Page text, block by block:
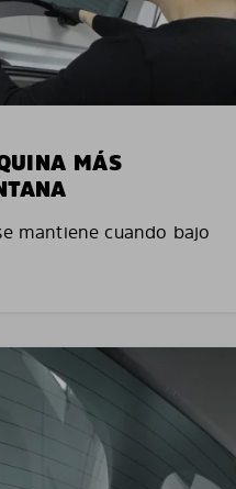
MÁS
mantiene cuando bajo